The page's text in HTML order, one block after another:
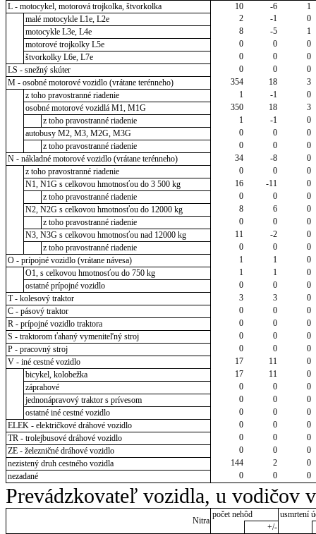
L - motocykel, motorová trojkolka, štvorkolka
10 -6
1
malé motocykle L1e, L2e
2 -1
0
motocykle L3e, L4e
8 -5
1
motorové trojkolky L5e
0 0
0
štvorkolky L6e, L7e
0 0
0
LS - snežný skúter
0 0
0
M - osobné motorové vozidlo (vrátane terénneho)
354 18
3
z toho pravostranné riadenie
1 -1
0
osobné motorové vozidlá M1, M1G
350 18
3
z toho pravostranné riadenie
1 -1
0
autobusy M2, M3, M2G, M3G
0 0
0
z toho pravostranné riadenie
0 0
0
N - nákladné motorové vozidlo (vrátane terénneho)
34 -8
0
z toho pravostranné riadenie
0 0
0
N1, N1G s celkovou hmotnosťou do 3 500 kg
16 -11
0
z toho pravostranné riadenie
0 0
0
N2, N2G s celkovou hmotnosťou do 12000 kg
8 6
0
z toho pravostranné riadenie
0 0
0
N3, N3G s celkovou hmotnosťou nad 12000 kg
11 -2
0
z toho pravostranné riadenie
0 0
0
O - prípojné vozidlo (vrátane návesa)
1 1
0
O1, s celkovou hmotnosťou do 750 kg
1 1
0
ostatné prípojné vozidlo
0 0
0
T - kolesový traktor
3 3
0
C - pásový traktor
0 0
0
R - prípojné vozidlo traktora
0 0
0
S - traktorom ťahaný vymeniteľný stroj
0 0
0
P - pracovný stroj
0 0
0
V - iné cestné vozidlo
17 11
0
bicykel, kolobežka
17 11
0
záprahové
0 0
0
jednonápravový traktor s prívesom
0 0
0
ostatné iné cestné vozidlo
0 0
0
ELEK - električkové dráhové vozidlo
0 0
0
TR - trolejbusové dráhové vozidlo
0 0
0
ZE - železničné dráhové vozidlo
0 0
0
nezistený druh cestného vozidla
144 2
0
nezadané
0 0 0
Prevádzkovateľ vozidla, u vodičov
Nitra
počet nehôd
usmrtení
+/-